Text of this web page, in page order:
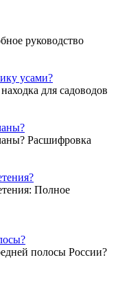
руководство
усами?
для садоводов
Расшифровка
Полное
полосы России?